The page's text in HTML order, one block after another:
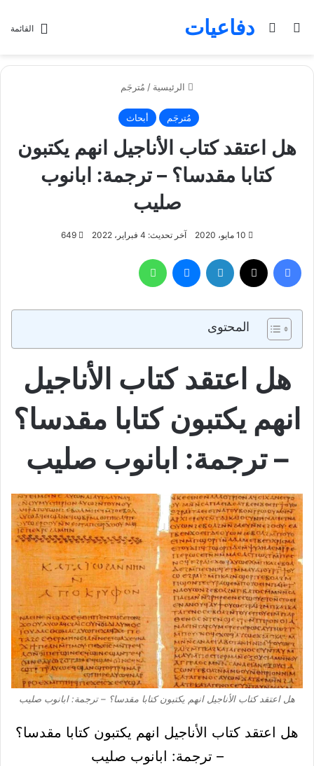
القائمة دفاعياتبحث عنالوضع المظلم
الرئيسية / مُترجَم
مُترجَم أبحاث
هل اعتقد كتاب الأناجيل انهم يكتبون
كتابا مقدسا؟ – ترجمة: ابانوب
صليب
10 مايو، 2020 آخر تحديث: 4 فبراير، 2022 649
فيسبوك تويتر لينكدإن ماسنجر
المحتوى
هل اعتقد كتاب الأناجيل
انهم يكتبون كتابا مقدسا؟
– ترجمة: ابانوب صليب
هل اعتقد كتاب الأناجيل انهم يكتبون كتابا مقدسا؟ – ترجمة: ابانوب صليب
هل اعتقد كتاب الأناجيل انهم يكتبون كتابا مقدسا؟
– ترجمة: ابانوب صليب